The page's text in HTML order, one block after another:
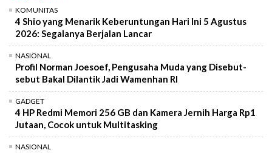
KOMUNITAS
4 Shio yang Menarik Keberuntungan Hari Ini 5 Agustus
2026: Segalanya Berjalan Lancar
NASIONAL
Profil Norman Joesoef, Pengusaha Muda yang Disebut-
sebut Bakal Dilantik Jadi Wamenhan RI
GADGET
4 HP Redmi Memori 256 GB dan Kamera Jernih Harga Rp1
Jutaan, Cocok untuk Multitasking
NASIONAL